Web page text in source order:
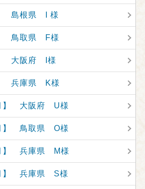
島根県 I 様
鳥取県 F様
大阪府 I様
兵庫県 K様
】 大阪府 U様
】 鳥取県 O様
】 兵庫県 M様
】 兵庫県 S様